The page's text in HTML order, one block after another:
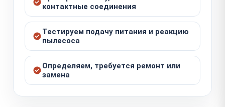
контактные соединения
Тестируем подачу питания и реакцию
пылесоса
Определяем, требуется ремонт или
замена